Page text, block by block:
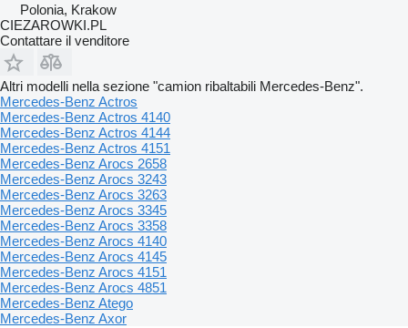
Polonia, Krakow
CIEZAROWKI.PL
Contattare il venditore
Altri modelli nella sezione "camion ribaltabili Mercedes-Benz".
Mercedes-Benz Actros
Mercedes-Benz Actros 4140
Mercedes-Benz Actros 4144
Mercedes-Benz Actros 4151
Mercedes-Benz Arocs 2658
Mercedes-Benz Arocs 3243
Mercedes-Benz Arocs 3263
Mercedes-Benz Arocs 3345
Mercedes-Benz Arocs 3358
Mercedes-Benz Arocs 4140
Mercedes-Benz Arocs 4145
Mercedes-Benz Arocs 4151
Mercedes-Benz Arocs 4851
Mercedes-Benz Atego
Mercedes-Benz Axor